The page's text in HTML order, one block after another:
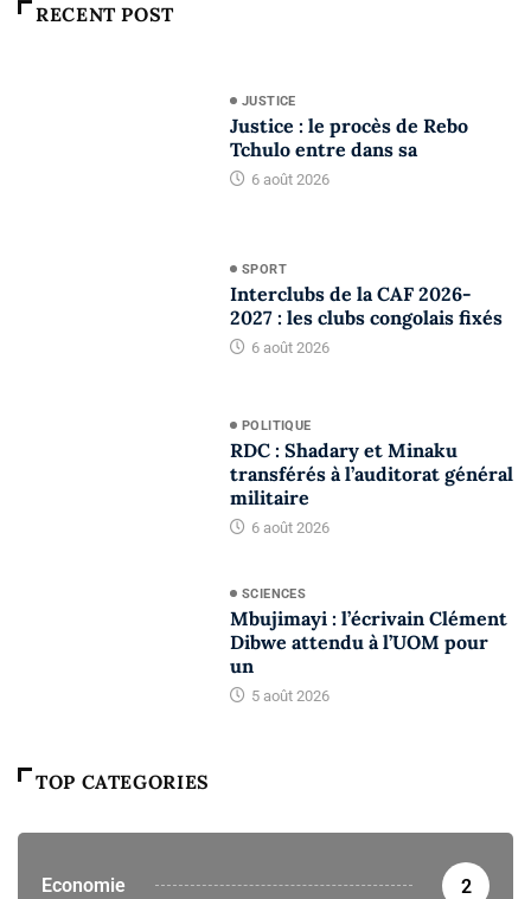
RECENT POST
JUSTICE
Justice : le procès de Rebo
Tchulo entre dans sa
6 août 2026
SPORT
Interclubs de la CAF 2026-
2027 : les clubs congolais fixés
6 août 2026
POLITIQUE
RDC : Shadary et Minaku
transférés à l’auditorat général
militaire
6 août 2026
SCIENCES
Mbujimayi : l’écrivain Clément
Dibwe attendu à l’UOM pour
un
5 août 2026
TOP CATEGORIES
Economie 2